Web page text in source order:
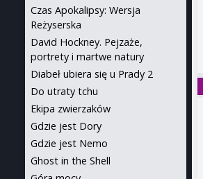
Czas Apokalipsy: Wersja
Reżyserska
David Hockney. Pejzaże,
portrety i martwe natury
Diabeł ubiera się u Prady 2
Do utraty tchu
Ekipa zwierzaków
Gdzie jest Dory
Gdzie jest Nemo
Ghost in the Shell